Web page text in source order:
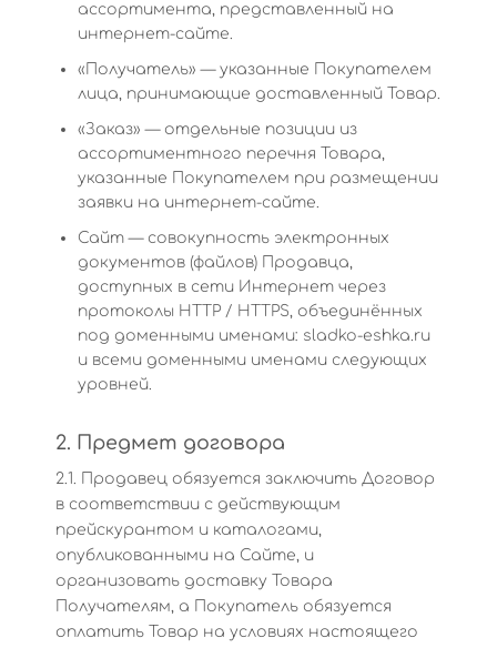
ассортимента, представленный на
интернет-сайте.
«Получатель» — указанные Покупателем
лица, принимающие доставленный Товар.
«Заказ» — отдельные позиции из
ассортиментного перечня Товара,
указанные Покупателем при размещении
заявки на интернет-сайте.
Сайт — совокупность электронных
документов (файлов) Продавца,
доступных в сети Интернет через
протоколы HTTP / HTTPS, объединённых
под доменными именами: sladko-eshka.ru
и всеми доменными именами следующих
уровней.
2. Предмет договора
2.1. Продавец обязуется заключить Договор
в соответствии с действующим
прейскурантом и каталогами,
опубликованными на Сайте, и
организовать доставку Товара
Получателям, а Покупатель обязуется
оплатить Товар на условиях настоящего